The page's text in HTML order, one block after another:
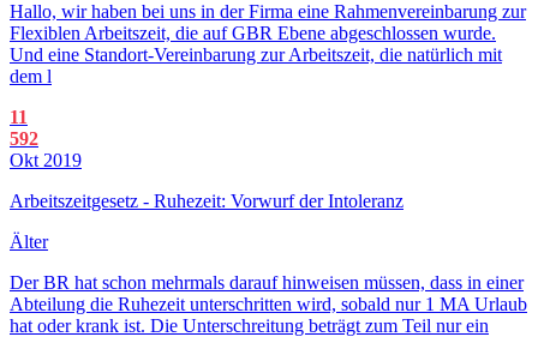
Hallo, wir haben bei uns in der Firma eine Rahmenvereinbarung zur
Flexiblen Arbeitszeit, die auf GBR Ebene abgeschlossen wurde.
Und eine Standort-Vereinbarung zur Arbeitszeit, die natürlich mit
dem l
11
592
Okt 2019
Arbeitszeitgesetz - Ruhezeit: Vorwurf der Intoleranz
Älter
Der BR hat schon mehrmals darauf hinweisen müssen, dass in einer
Abteilung die Ruhezeit unterschritten wird, sobald nur 1 MA Urlaub
hat oder krank ist. Die Unterschreitung beträgt zum Teil nur ein